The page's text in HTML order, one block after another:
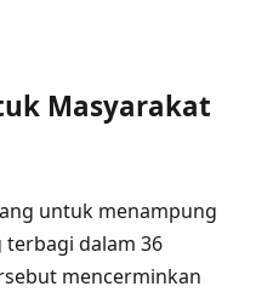
Masyarakat
untuk menampung
terbagi dalam 36
mencerminkan